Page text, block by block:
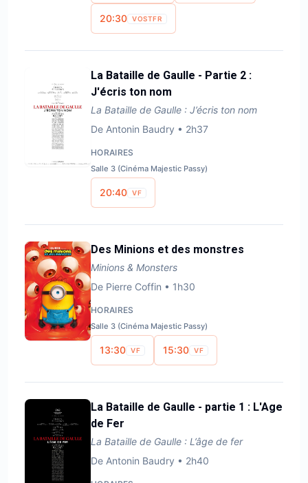
20:30 VOSTFR
La Bataille de Gaulle - Partie 2 :
J'écris ton nom
La Bataille de Gaulle : J’écris ton nom
De Antonin Baudry • 2h37
HORAIRES
Salle 3 (Cinéma Majestic Passy)
20:40 VF
Des Minions et des monstres
Minions & Monsters
De Pierre Coffin • 1h30
HORAIRES
Salle 3 (Cinéma Majestic Passy)
13:30 VF 15:30 VF
La Bataille de Gaulle - partie 1 : L'Age
de Fer
La Bataille de Gaulle : L’âge de fer
De Antonin Baudry • 2h40